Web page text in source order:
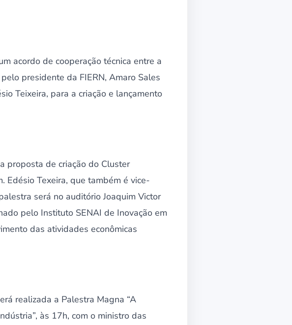
acordo de cooperação técnica entre a
presidente da FIERN, Amaro Sales
Teixeira, para a criação e lançamento
proposta de criação do Cluster
Edésio Texeira, que também é vice-
será no auditório Joaquim Victor
pelo Instituto SENAI de Inovação em
das atividades econômicas
realizada a Palestra Magna “A
às 17h, com o ministro das